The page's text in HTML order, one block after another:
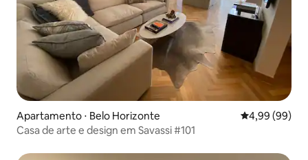
Apartamento ⋅ Belo Horizonte 4,99 de uma
4,99 (99)
Casa de arte e design em Savassi #101